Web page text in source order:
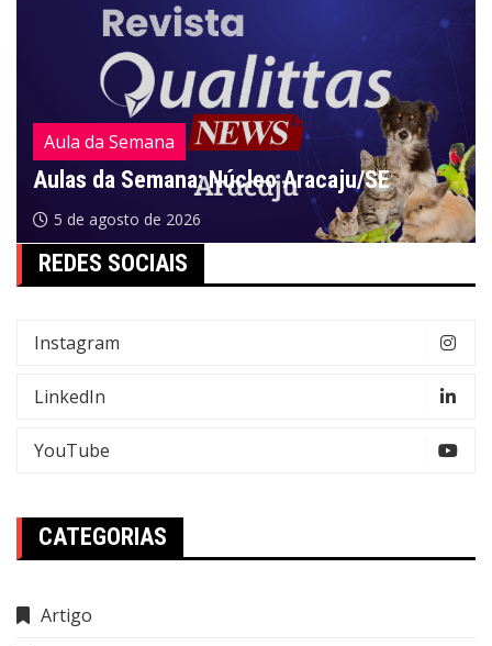
Aula da Semana
Aulas da Semana: Núcleo Aracaju/SE
5 de agosto de 2026
REDES SOCIAIS
Instagram
LinkedIn
YouTube
CATEGORIAS
Artigo